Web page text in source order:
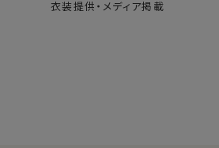
衣装提供・メディア掲載